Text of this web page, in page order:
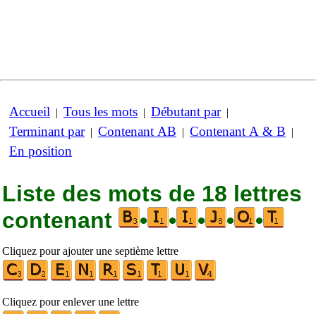
Accueil | Tous les mots | Débutant par|
Terminant par| Contenant AB | Contenant A & B |
En position
Liste des mots de 18 lettres
contenant
• • • • •
Cliquez pour ajouter une septième lettre
Cliquez pour enlever une lettre